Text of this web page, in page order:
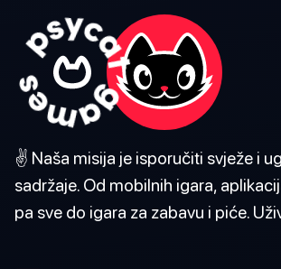
✌️ Naša misija je isporučiti svježe i
sadržaje. Od mobilnih igara,
pa sve do igara za zabavu i piće.